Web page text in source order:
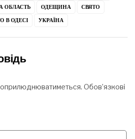
ОБЛАСТЬ
ОДЕЩИНА
СВЯТО
В ОДЕСІ
УКРАЇНА
Обов’язкові